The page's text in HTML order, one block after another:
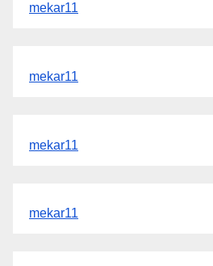
mekar11
mekar11
mekar11
mekar11